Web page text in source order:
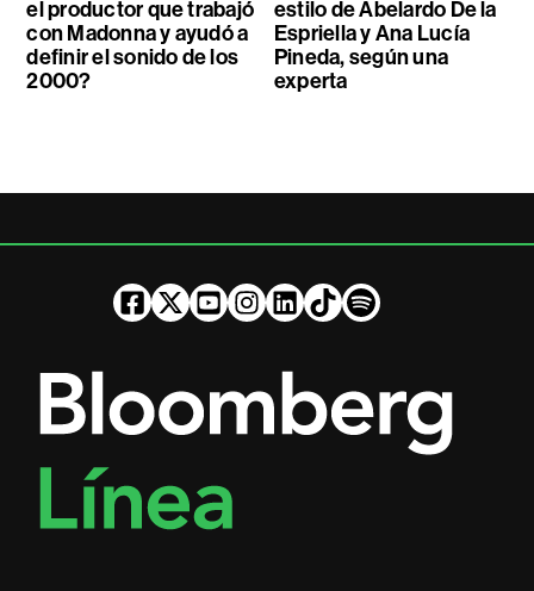
el productor que trabajó
con Madonna y ayudó a
definir el sonido de los
2000?
estilo de Abelardo De la
Espriella y Ana Lucía
Pineda, según una
experta